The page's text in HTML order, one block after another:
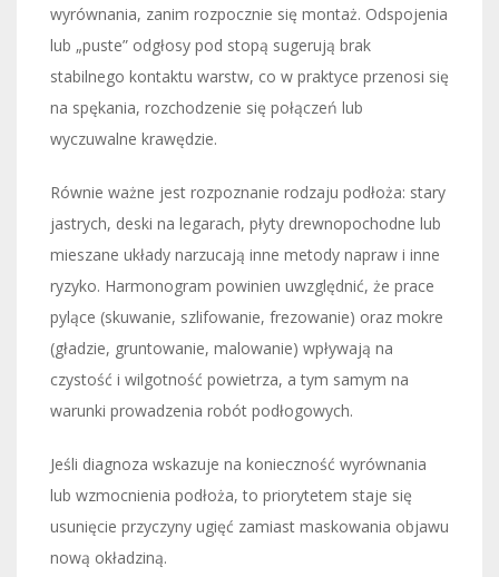
wyrównania, zanim rozpocznie się montaż. Odspojenia
lub „puste” odgłosy pod stopą sugerują brak
stabilnego kontaktu warstw, co w praktyce przenosi się
na spękania, rozchodzenie się połączeń lub
wyczuwalne krawędzie.
Równie ważne jest rozpoznanie rodzaju podłoża: stary
jastrych, deski na legarach, płyty drewnopochodne lub
mieszane układy narzucają inne metody napraw i inne
ryzyko. Harmonogram powinien uwzględnić, że prace
pylące (skuwanie, szlifowanie, frezowanie) oraz mokre
(gładzie, gruntowanie, malowanie) wpływają na
czystość i wilgotność powietrza, a tym samym na
warunki prowadzenia robót podłogowych.
Jeśli diagnoza wskazuje na konieczność wyrównania
lub wzmocnienia podłoża, to priorytetem staje się
usunięcie przyczyny ugięć zamiast maskowania objawu
nową okładziną.